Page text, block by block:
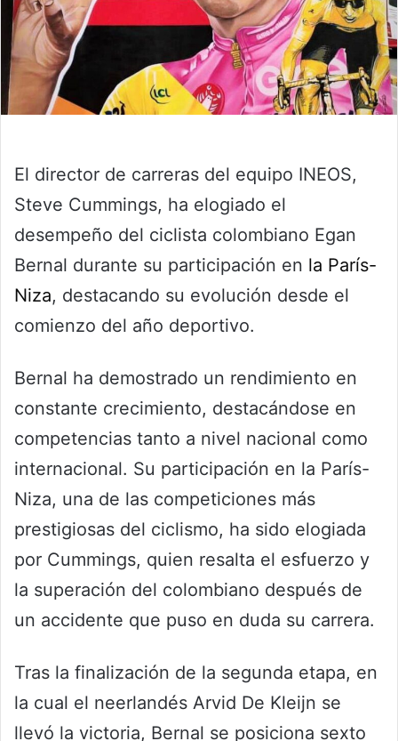
El director de carreras del equipo INEOS,
Steve Cummings, ha elogiado el
desempeño del ciclista colombiano Egan
Bernal durante su participación en la París-
Niza, destacando su evolución desde el
comienzo del año deportivo.
Bernal ha demostrado un rendimiento en
constante crecimiento, destacándose en
competencias tanto a nivel nacional como
internacional. Su participación en la París-
Niza, una de las competiciones más
prestigiosas del ciclismo, ha sido elogiada
por Cummings, quien resalta el esfuerzo y
la superación del colombiano después de
un accidente que puso en duda su carrera.
Tras la finalización de la segunda etapa, en
la cual el neerlandés Arvid De Kleijn se
llevó la victoria, Bernal se posiciona sexto